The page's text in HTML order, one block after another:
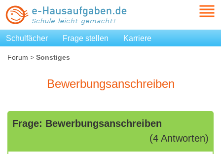
Schulfächer Frage stellen Karriere
Forum > Sonstiges
Bewerbungsanschreiben
Frage: Bewerbungsanschreiben
(4 Antworten)